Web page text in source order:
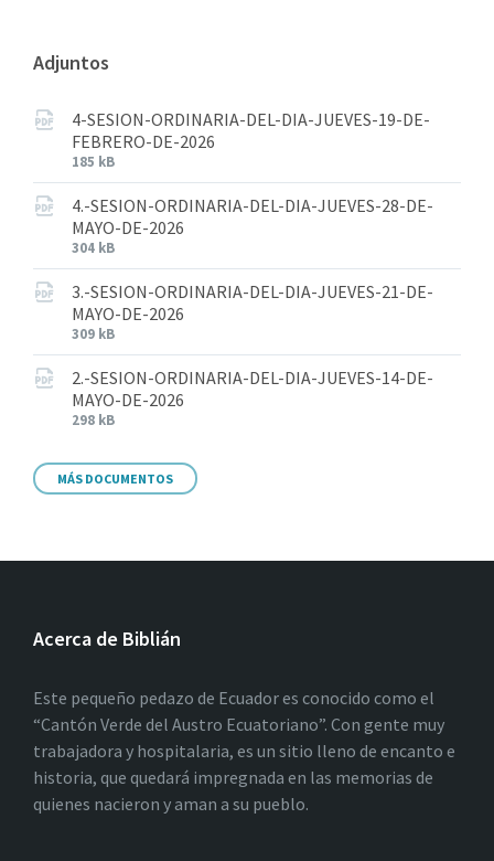
Adjuntos
4-SESION-ORDINARIA-DEL-DIA-JUEVES-19-DE-
FEBRERO-DE-2026
185 kB
4.-SESION-ORDINARIA-DEL-DIA-JUEVES-28-DE-
MAYO-DE-2026
304 kB
3.-SESION-ORDINARIA-DEL-DIA-JUEVES-21-DE-
MAYO-DE-2026
309 kB
2.-SESION-ORDINARIA-DEL-DIA-JUEVES-14-DE-
MAYO-DE-2026
298 kB
MÁS DOCUMENTOS
Acerca de Biblián
Este pequeño pedazo de Ecuador es conocido como el
“Cantón Verde del Austro Ecuatoriano”. Con gente muy
trabajadora y hospitalaria, es un sitio lleno de encanto e
historia, que quedará impregnada en las memorias de
quienes nacieron y aman a su pueblo.